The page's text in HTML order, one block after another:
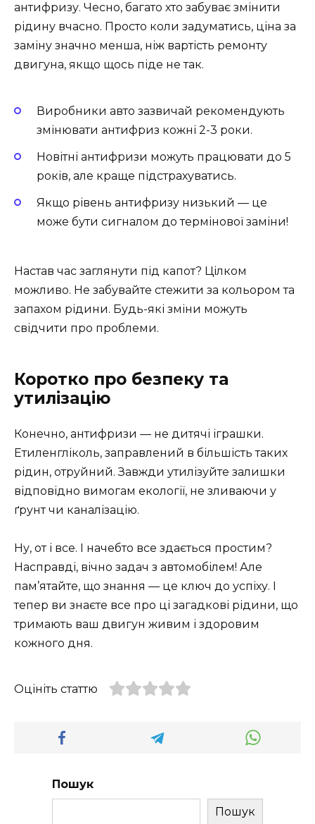
антифризу. Чесно, багато хто забуває змінити
рідину вчасно. Просто коли задуматись, ціна за
заміну значно менша, ніж вартість ремонту
двигуна, якщо щось піде не так.
Виробники авто зазвичай рекомендують
змінювати антифриз кожні 2-3 роки.
Новітні антифризи можуть працювати до 5
років, але краще підстрахуватись.
Якщо рівень антифризу низький — це
може бути сигналом до термінової заміни!
Настав час заглянути під капот? Цілком
можливо. Не забувайте стежити за кольором та
запахом рідини. Будь-які зміни можуть
свідчити про проблеми.
Коротко про безпеку та
утилізацію
Конечно, антифризи — не дитячі іграшки.
Етиленгліколь, заправлений в більшість таких
рідин, отруйний. Завжди утилізуйте залишки
відповідно вимогам екології, не зливаючи у
ґрунт чи каналізацію.
Ну, от і все. І начебто все здається простим?
Насправді, вічно задач з автомобілем! Але
пам’ятайте, що знання — це ключ до успіху. І
тепер ви знаєте все про ці загадкові рідини, що
тримають ваш двигун живим і здоровим
кожного дня.
Оцініть статтю
Пошук
Пошук